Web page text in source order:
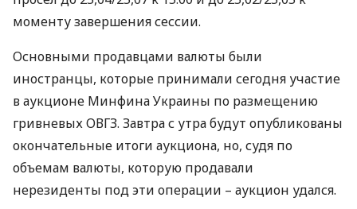
моменту завершения сессии.
Основными продавцами валюты были
иностранцы, которые принимали сегодня участие
в аукционе Минфина Украины по размещению
гривневыхОВГЗ. Завтра с утра будут опубликованы
окончательные итоги аукциона, но, судя по
объемам валюты, которую продавали
нерезиденты под эти операции – аукцион удался.